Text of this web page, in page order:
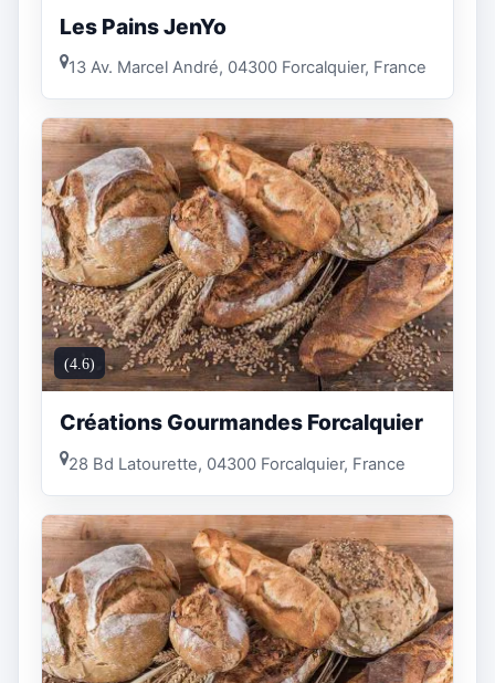
Les Pains JenYo
13 Av. Marcel André, 04300 Forcalquier, France
(4.6)
Créations Gourmandes Forcalquier
28 Bd Latourette, 04300 Forcalquier, France